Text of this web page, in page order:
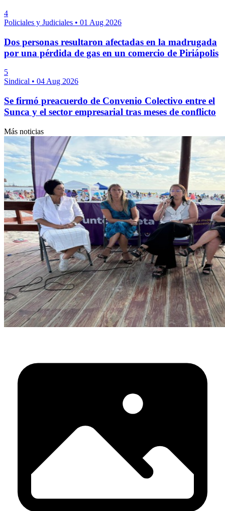
4
Policiales y Judiciales • 01 Aug 2026
Dos personas resultaron afectadas en la madrugada
por una pérdida de gas en un comercio de Piriápolis
5
Sindical • 04 Aug 2026
Se firmó preacuerdo de Convenio Colectivo entre el
Sunca y el sector empresarial tras meses de conflicto
Más noticias